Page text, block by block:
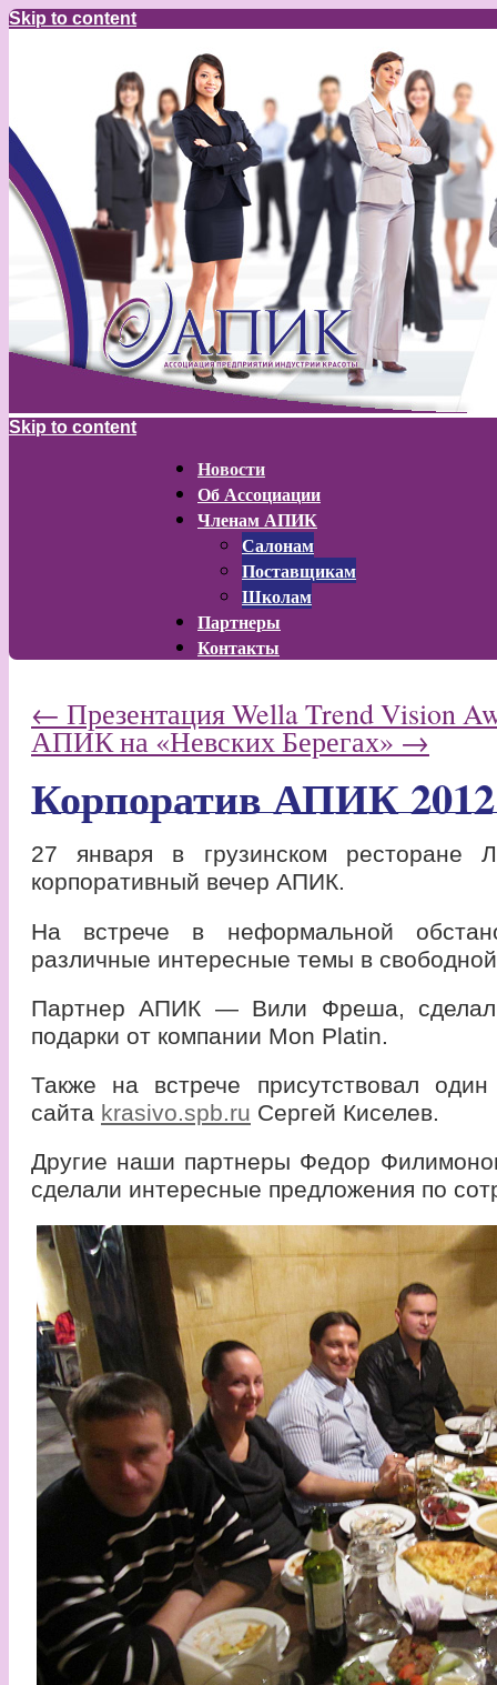
Skip to content
Skip to content
Новости
Об Ассоциации
Членам АПИК
Салонам
Поставщикам
Школам
Партнеры
Контакты
← Презентация Wella Trend Vision
АПИК на «Невских Берегах»→
Корпоратив АПИК 2012
27 января в грузинском ресторане
корпоративный вечер АПИК.
На встрече в неформальной
различные интересные темы в
Партнер АПИК — Вили Фреша, сделал
подарки от компании Mon Platin.
Также на встрече присутствовал один
сайта krasivo.spb.ru Cергей Киселев.
Другие наши партнеры Федор
сделали интересные предложения по